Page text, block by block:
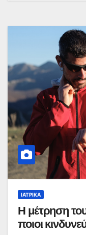
ΙΑΤΡΙΚΆ
Η μέτρηση
ποιοι